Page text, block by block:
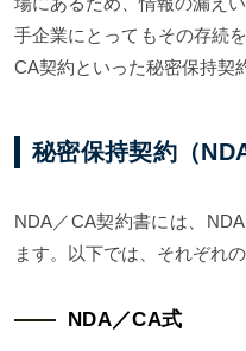
手企業にとってもその存続
CA契約といった秘密保持契
秘密保持契約（
NDA／CA契約書には、
ます。以下では、それぞれ
NDA／CA式